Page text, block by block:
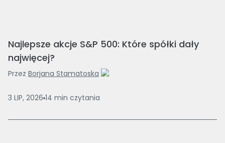
Najlepsze akcje S&P 500: Które spółki dały
najwięcej?
Przez Borjana Stamatoska
3 LIP, 2026 14 min czytania